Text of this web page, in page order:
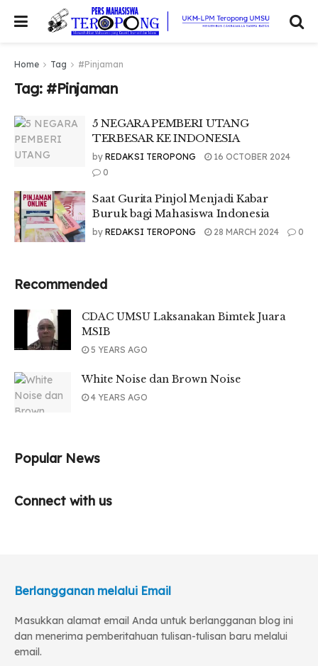
Home Tag #Pinjaman
Tag: #Pinjaman
5 NEGARA PEMBERI UTANG
TERBESAR KE INDONESIA
by REDAKSI TEROPONG
16 OCTOBER 2024
0
Saat Gurita Pinjol Menjadi Kabar
Buruk bagi Mahasiswa Indonesia
by REDAKSI TEROPONG 28 MARCH 2024 0
Recommended
CDAC UMSU Laksanakan Bimtek Juara
MSIB
5 YEARS AGO
White Noise dan Brown Noise
4 YEARS AGO
Popular News
Connect with us
Berlangganan melalui Email
Masukkan alamat email Anda untuk berlangganan blog ini
dan menerima pemberitahuan tulisan-tulisan baru melalui
email.